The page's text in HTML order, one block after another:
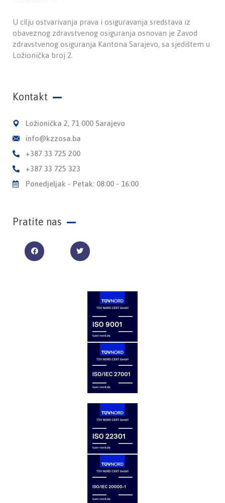
U cilju ostvarivanja prava i osiguravanja sredstava iz
obaveznog zdravstvenog osiguranja osnovan je Zavod
zdravstvenog osiguranja Kantona Sarajevo, sa sjedištem u
Ložionička broj 2.
Kontakt
Ložionička 2, 71 000 Sarajevo
info@kzzosa.ba
+387 33 725 200
+387 33 725 323
Ponedjeljak - Petak: 08:00 - 16:00
Pratite nas